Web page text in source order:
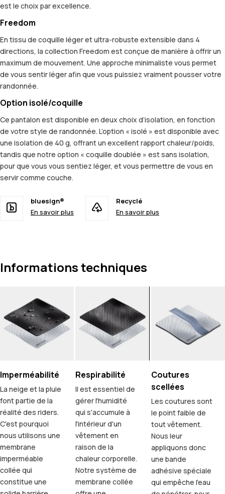
est le choix par excellence.
Freedom
En tissu de coquille léger et ultra-robuste extensible dans 4
directions, la collection Freedom est conçue de manière à offrir un
maximum de mouvement. Une approche minimaliste vous permet
de vous sentir léger afin que vous puissiez vraiment pousser votre
randonnée.
Option isolé/coquille
Ce pantalon est disponible en deux choix d’isolation, en fonction
de votre style de randonnée. L’option « isolé » est disponible avec
une isolation de 40 g, offrant un excellent rapport chaleur/poids,
tandis que notre option « coquille doublée » est sans isolation,
pour que vous vous sentiez léger, et vous permettre de vous en
servir comme couche.
bluesign®
En savoir plus
Recyclé
En savoir plus
Informations techniques
Imperméabilité
La neige et la pluie
font partie de la
réalité des riders.
C'est pourquoi
nous utilisons une
membrane
imperméable
collée qui
constitue une
Respirabilité
Il est essentiel de
gérer l'humidité
qui s'accumule à
l'intérieur d'un
vêtement en
raison de la
chaleur corporelle.
Notre système de
membrane collée
Coutures
scellées
Les coutures sont
le point faible de
tout vêtement.
Nous leur
appliquons donc
une bande
adhésive spéciale
qui empêche l'eau